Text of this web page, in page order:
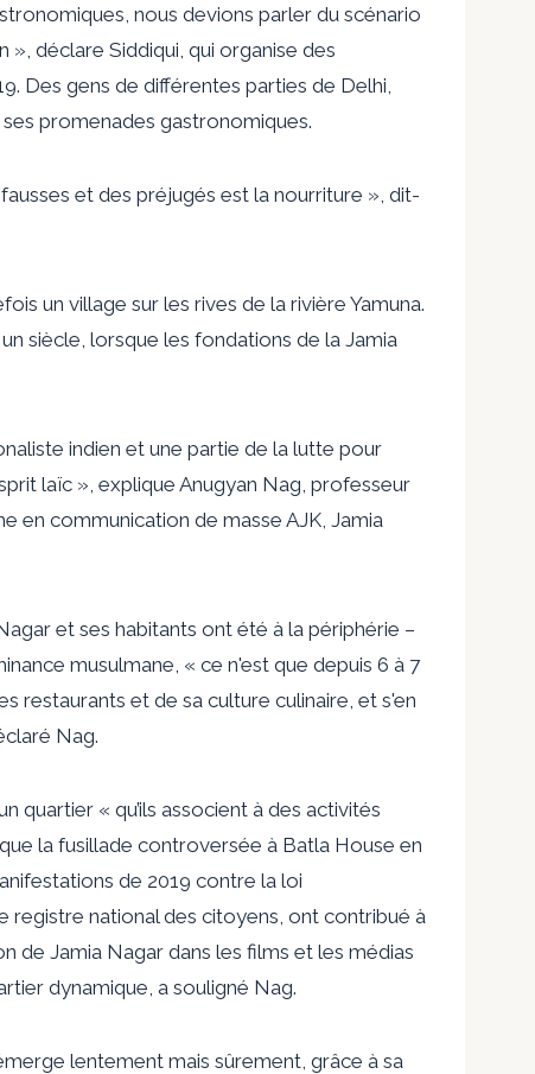
nous devions parler du scénario
déclare Siddiqui, qui organise des
Des gens de différentes parties de Delhi,
promenades gastronomiques.
et des préjugés est la nourriture », dit-
un village sur les rives de la rivière Yamuna.
siècle, lorsque les fondations de la Jamia
indien et une partie de la lutte pour
laïc », explique Anugyan Nag, professeur
en communication de masse AJK, Jamia
et ses habitants ont été à la périphérie –
musulmane, « ce n'est que depuis 6 à 7
restaurants et de sa culture culinaire, et s'en
Nag.
quartier « qu’ils associent à des activités
la fusillade controversée à Batla House en
de 2019 contre la loi
national des citoyens, ont contribué à
de Jamia Nagar dans les films et les médias
dynamique, a souligné Nag.
lentement mais sûrement, grâce à sa